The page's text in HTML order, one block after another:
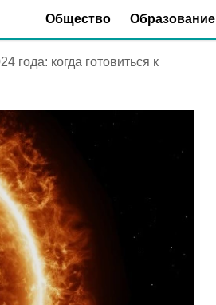
Общество Образование
года: когда готовиться к